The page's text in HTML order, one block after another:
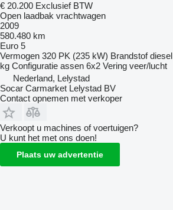
€ 20.200 Exclusief BTW
Open laadbak vrachtwagen
2009
580.480 km
Euro 5
Vermogen 320 PK (235 kW) Brandstof diesel
kg Configuratie assen 6x2 Vering veer/lucht
Nederland, Lelystad
Socar Carmarket Lelystad BV
Contact opnemen met verkoper
Verkoopt u machines of voertuigen?
U kunt het met ons doen!
Plaats uw advertentie